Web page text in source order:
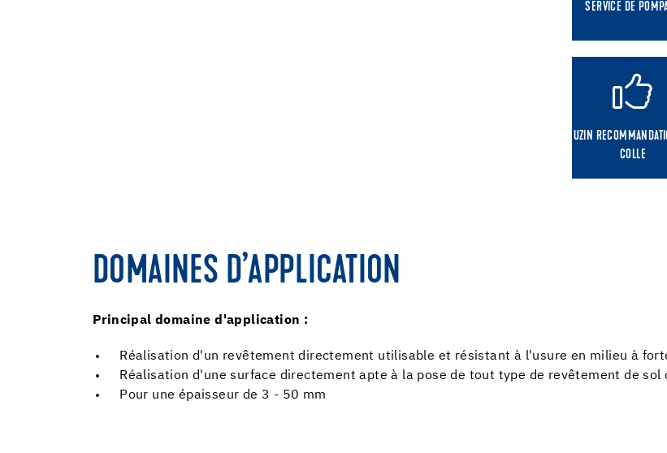
SERVICE DE
UZIN
COLLE
DOMAINES D’APPLICATION
Principal domaine d'application :
Réalisation d'un revêtement directement utilisable et résistant à l'usure en milieu à
Réalisation d'une surface directement apte à la pose de tout type de revêtement de sol
Pour une épaisseur de 3 - 50 mm